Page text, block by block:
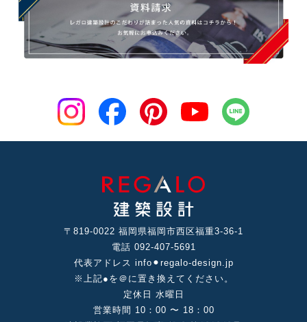
〒819-0022 福岡県福岡市⻄区福重3-36-1
電話 092-407-5691
代表アドレス info⚫︎regalo-design.jp
※上記●を＠に置き換えてください。
定休⽇ ⽔曜⽇
営業時間 10：00 〜 18：00